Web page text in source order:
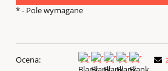
*- Pole wymagane
Ocena: